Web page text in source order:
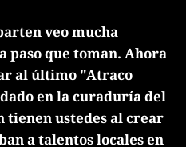
veo mucha
paso que toman. Ahora
al último "Atraco
en la curaduría del
tienen ustedes al crear
a talentos locales en